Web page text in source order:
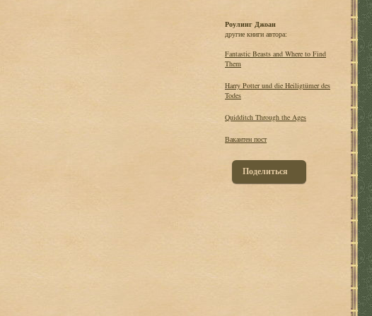
Роулинг Джоан
другие книги автора:
Fantastic Beasts and Where to Find
Them
Harry Potter und die Heiligtümer des
Todes
Quidditch Through the Ages
Вакантен пост
Поделиться